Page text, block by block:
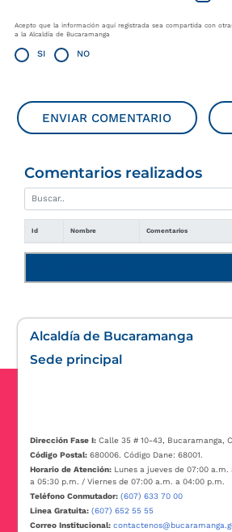
Acepto que la información aquí registrada sea compartida con
a la Alcaldía de Bucaramanga
SI NO
ENVIAR COMENTARIO
Comentarios realizados
Id Nombre Comentarios
Alcaldía de Bucaramanga
Sede principal
Dirección Fase I:Calle 35 # 10-43, Bucaramanga,
Código Postal: 680006. Código Dane: 68001.
Horario de Atención: Lunes a jueves de 07:00 a.m.
a 05:30 p.m. / Viernes de 07:00 a.m. a 04:00 p.m.
Teléfono Conmutador: (607) 633 70 00
Linea Gratuita: (607) 652 55 55
Correo Institucional: